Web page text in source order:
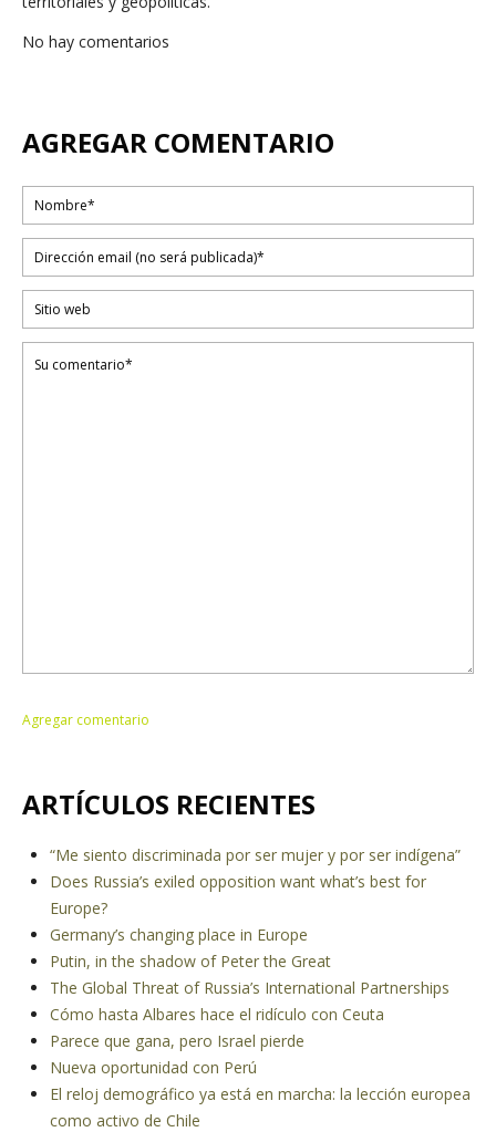
No hay comentarios
AGREGAR COMENTARIO
ARTÍCULOS RECIENTES
“Me siento discriminada por ser mujer y por ser indígena”
Does Russia’s exiled opposition want what’s best for
Europe?
Germany’s changing place in Europe
Putin, in the shadow of Peter the Great
The Global Threat of Russia’s International Partnerships
Cómo hasta Albares hace el ridículo con Ceuta
Parece que gana, pero Israel pierde
Nueva oportunidad con Perú
El reloj demográfico ya está en marcha: la lección europea
como activo de Chile